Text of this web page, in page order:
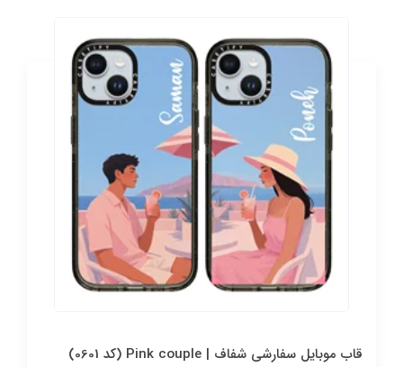
قاب موبایل سفارشی شفاف | Pink couple (کد 0601)